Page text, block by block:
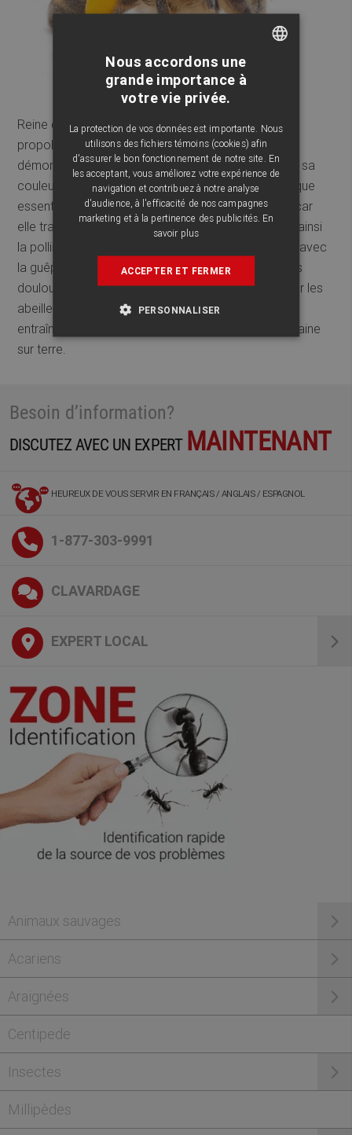
Reine dans la fabrication du nectar de miel et de la
propolis dont les vertus sur la santé ne sont plus à
démontrer, l’Apis Mellifera se reconnaît facilement à sa
couleur jaune et noire. L’abeille joue un rôle écologique
essentiel sur la reproduction des plantes et arbres car
elle transporte le pollen de fleur en fleur et favorise ainsi
la pollinisation. On a trop tendance à les confondre avec
la guêpe ou le frelon qui peuvent causer des piqûres
douloureuses, voire mortelles. Apprenons ici à aimer les
abeilles, car on sait maintenant que leur extinction
entraînerait sûrement la disparition de l’espèce humaine
sur terre.
Besoin d’information?
DISCUTEZ AVEC UN EXPERT MAINTENANT
HEUREUX DE VOUS SERVIR EN FRANÇAIS / ANGLAIS / ESPAGNOL
1-877-303-9991
CLAVARDAGE
EXPERT LOCAL
Animaux sauvages
Acariens
Araignées
Centipede
Insectes
Millipèdes
FRENCH
Nous accordons une
grande importance à
votre vie privée.
La protection de vos données est importante. Nous
utilisons des fichiers témoins (cookies) afin
d'assurer le bon fonctionnement de notre site. En
les acceptant, vous améliorez votre expérience de
navigation et contribuez à notre analyse
d'audience, à l'efficacité de nos campagnes
marketing et à la pertinence des publicités. En
savoir plus
ACCEPTER ET FERMER
PERSONNALISER